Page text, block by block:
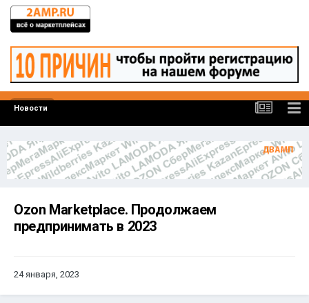
Новости
Ozon Marketplace. Продолжаем
предпринимать в 2023
24 января, 2023